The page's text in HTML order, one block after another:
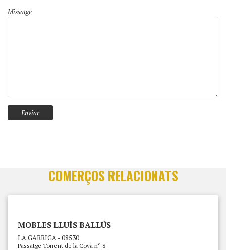
Missatge
COMERÇOS RELACIONATS
MOBLES LLUÍS BALLÚS
LA GARRIGA - 08530
Passatge Torrent de la Cova nº 8